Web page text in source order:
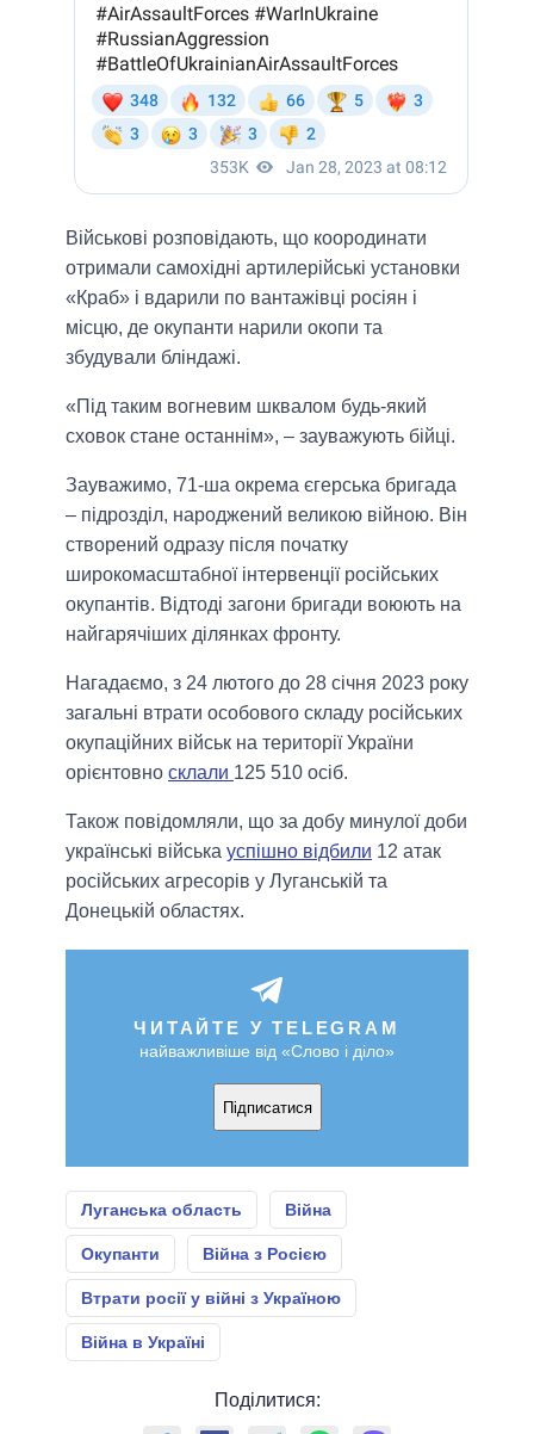
Військові розповідають, що коородинати
отримали самохідні артилерійські установки
«Краб» і вдарили по вантажівці росіян і
місцю, де окупанти нарили окопи та
збудували бліндажі.
«Під таким вогневим шквалом будь-який
сховок стане останнім», – зауважують бійці.
Зауважимо, 71-ша окрема єгерська бригада
– підрозділ, народжений великою війною. Він
створений одразу після початку
широкомасштабної інтервенції російських
окупантів. Відтоді загони бригади воюють на
найгарячіших ділянках фронту.
Нагадаємо, з 24 лютого до 28 січня 2023 року
загальні втрати особового складу російських
окупаційних військ на території України
орієнтовно склали 125 510 осіб.
Також повідомляли, що за добу минулої доби
українські війська успішно відбили 12 атак
російських агресорів у Луганській та
Донецькій областях.
ЧИТАЙТЕ У TELEGRAM
найважливіше від «Слово і діло»
Підписатися
Луганська область Війна
Окупанти Війна з Росією
Втрати росії у війні з Україною
Війна в Україні
Поділитися: